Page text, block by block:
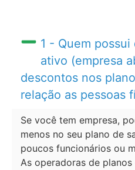
1 - Quem possui
ativo (empresa
descontos nos
relação as pessoas
Se você tem empresa,
menos no seu plano de
poucos funcionários ou
As operadoras de